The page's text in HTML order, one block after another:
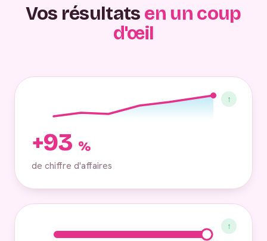
Vos résultats en un coup
d'œil
↑
+93 %
de chiffre d'affaires
↑